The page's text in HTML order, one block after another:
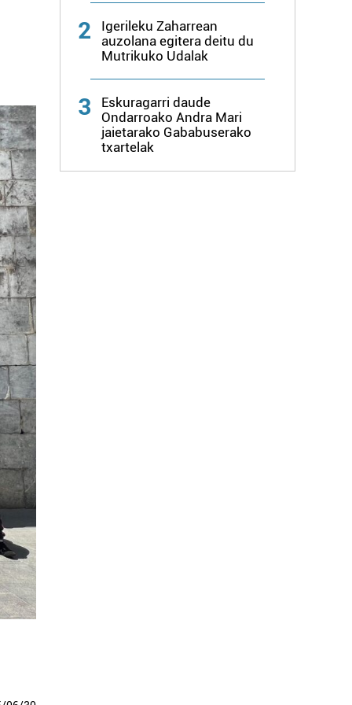
2
Igerileku Zaharrean
auzolana egitera deitu du
Mutrikuko Udalak
3
Eskuragarri daude
Ondarroako Andra Mari
jaietarako Gababuserako
txartelak